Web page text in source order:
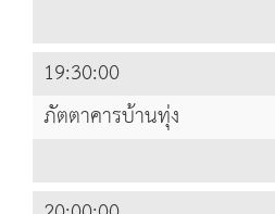
19:30:00
ภัตตาคารบ้านทุ่ง